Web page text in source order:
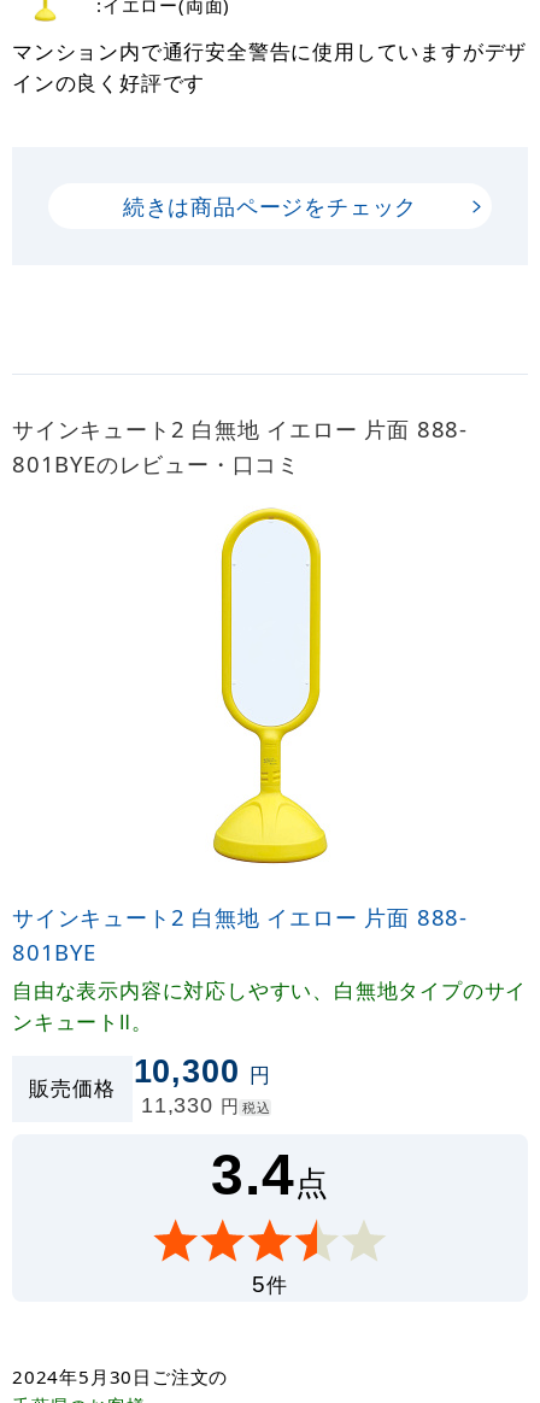
マンション内で通行安全警告に使用していますがデザ
インの良く好評です
続きは商品ページをチェック
サインキュート2 白無地 イエロー 片面 888-
801BYEのレビュー・口コミ
サインキュート2 白無地 イエロー 片面 888-
801BYE
自由な表示内容に対応しやすい、白無地タイプのサイ
ンキュートⅡ。
販売価格 10,300 円
11,330 円 税込
3.4点
5件
2024年5月30日 ご注文の